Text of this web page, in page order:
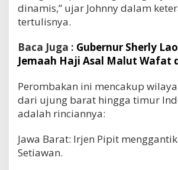
dinamis,” ujar Johnny dalam
tertulisnya.
Baca Juga : Gubernur Sherly
Jemaah Haji Asal Malut Wafat
Perombakan ini mencakup
dari ujung barat hingga timur
adalah rinciannya:
Jawa Barat: Irjen Pipit
Setiawan.